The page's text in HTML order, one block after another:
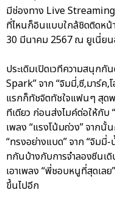
มีช่องทาง Live
ที่ไหนก็อินแบบใกล้ชิดติดหน้
30 มีนาคม 2567 ณ ยูเนี่ย
ประเดิมเปิดเวทีความสนุกกั
Spark” จาก “จิมมี่,ซี,มาร์ค,
แรกก็ทัชจิตทัชใจแฟนๆ สุด
ทีเดียว ก่อนส่งไมค์ต่อให้กับ
เพลง “แรงโน้มถ่วง” จาก
“ทรงอย่างแบด” จาก “จิมมี่
ทกันบ้างกับการจำลองซีนเ
เอาเพลง “พี่ชอบหนูที่สุดเล
ขึ้นไปอีก